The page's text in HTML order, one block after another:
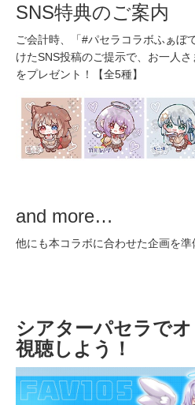
SNS特典のご案内
ご会計時、「#パセラコラボふぁぼ
けたSNS投稿のご提示で、お一人
をプレゼント！【全5種】
and more…
他にも本コラボに合わせた企画を準
シアターパセラで
視聴しよう！